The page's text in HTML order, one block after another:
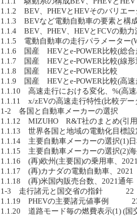
1.1.2 BEV、PHEVとHEVそのバリ
1.1.3 BEVなど電動自動車の要素
1.1.4 BEV、PHEV、HEVとFCVの
1.1.5 電動自動車の走行パラメー
1.1.6 国産 HEVとe-POWER比較(
1.1.7 国産 HEVとe-POWER比較(
1.1.8 国産 HEVとe-POWER比較
1.1.9 国産 HEVとe-POWER比較(
1.1.10 高速走行における変化、%(
1.1.11 x/zEVの高速走行特性(比較
1-2 各国と自動車メーカーの選
1.1.12 MIZUHO R&T社のまとめ
1.1.13 世界各国と地域の電動化目
1.1.14 主要自動車メーカーの選択
1.1.15 主要自動車メーカーの選択
1.1.16 (再)欧州(主要国)の乗用車、
1.1.17 (再)カナダの電動自動車、
1.1.18 (再)米国内販売台数、2021
1-3 走行諸元と国交省の指針 22
1.1.19 PHEVの主要諸元値事例
1.1.20 道路モード毎の燃費表示(1)